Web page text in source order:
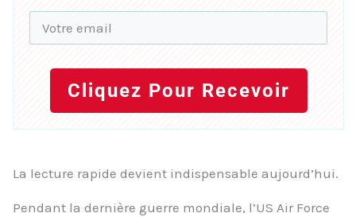
Cliquez Pour Recevoir
La lecture rapide devient indispensable aujourd’hui.
Pendant la dernière guerre mondiale, l’US Air Force